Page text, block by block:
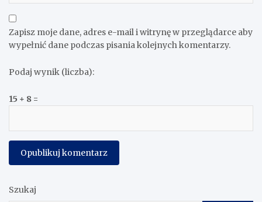
Zapisz moje dane, adres e-mail i witrynę w przeglądarce aby
wypełnić dane podczas pisania kolejnych komentarzy.
Podaj wynik (liczba):
15 + 8 =
Szukaj